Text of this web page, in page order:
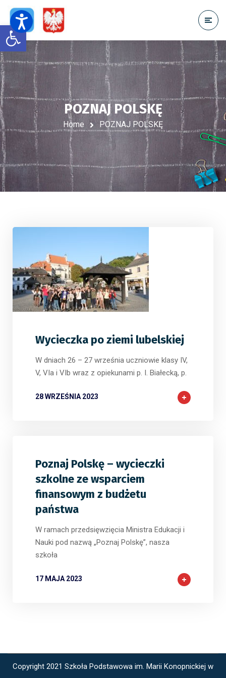
Open toolbar
POZNAJ POLSKĘ
Home POZNAJ POLSKĘ
2 0
Wycieczka po ziemi lubelskiej
W dniach 26 – 27 września uczniowie klasy IV,
V, VIa i VIb wraz z opiekunami p. I. Białecką, p.
28 WRZEŚNIA 2023
Poznaj Polskę – wycieczki
szkolne ze wsparciem
finansowym z budżetu
państwa
W ramach przedsięwzięcia Ministra Edukacji i
Nauki pod nazwą „Poznaj Polskę”, nasza
szkoła
17 MAJA 2023
Copyright 2021 Szkoła Podstawowa im. Marii Konopnickiej w